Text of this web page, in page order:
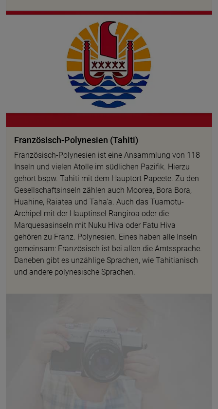
Französisch-Polynesien (Tahiti)
Französisch-Polynesien ist eine Ansammlung von 118
Inseln und vielen Atolle im südlichen Pazifik. Hierzu
gehört bspw. Tahiti mit dem Hauptort Papeete. Zu den
Gesellschaftsinseln zählen auch Moorea, Bora Bora,
Huahine, Raiatea und Taha'a. Auch das Tuamotu-
Archipel mit der Hauptinsel Rangiroa oder die
Marquesasinseln mit Nuku Hiva oder Fatu Hiva
gehören zu Franz. Polynesien. Eines haben alle Inseln
gemeinsam: Französisch ist bei allen die Amtssprache.
Daneben gibt es unzählige Sprachen, wie Tahitianisch
und andere polynesische Sprachen.